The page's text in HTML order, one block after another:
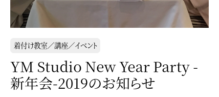
着付け教室／講座／イベント
YM Studio New Year Party -
新年会-2019のお知らせ